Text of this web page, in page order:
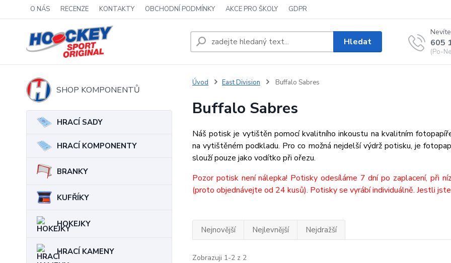
O NÁS RECENZE KONTAKTY OBCHODNÍ PODMÍNKY AKCE PRO ŠKOLY GDPR
Hledat 605
(Po-
SHOP KOMPONENTŮ
HRACÍ SADY
HRACÍ KOMPONENTY
BRANKY
KUFŘÍKY
HOKEJKY
HRACÍ KAMENY
Úvod East Division Buffalo Sabres
Buffalo Sabres
Náš potisk je vytištěn pomocí kvalitního inkoustu na kvalitním
na vytištěném podkladu. Pro co možná nejdelší výdrž potisku, je
slouží pouze jako vodítko při ořezu.
Pozor potisk není nálepka! Potisky odesíláme 7 dní po zaplacení, při
(proto objednávejte od 24 kusů). Potisky se vyrábí individuálně. Jestli
Nejnovější Nejlevnější Nejdražší
Zobrazuji 1-2 z 2